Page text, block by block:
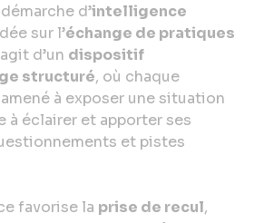
d’intelligence
sur l’échange de pratiques
d’un dispositif
structuré, où chaque
à exposer une situation
à éclairer et apporter ses
et pistes
favorise la prise de recul,